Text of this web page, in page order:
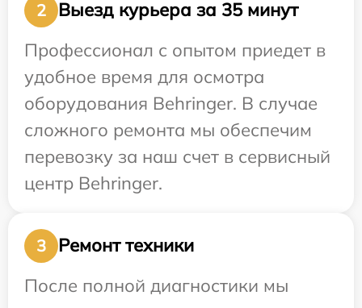
2
Выезд курьера за 35 минут
Профессионал с опытом приедет в
удобное время для осмотра
оборудования Behringer. В случае
сложного ремонта мы обеспечим
перевозку за наш счет в сервисный
центр Behringer.
3
Ремонт техники
После полной диагностики мы